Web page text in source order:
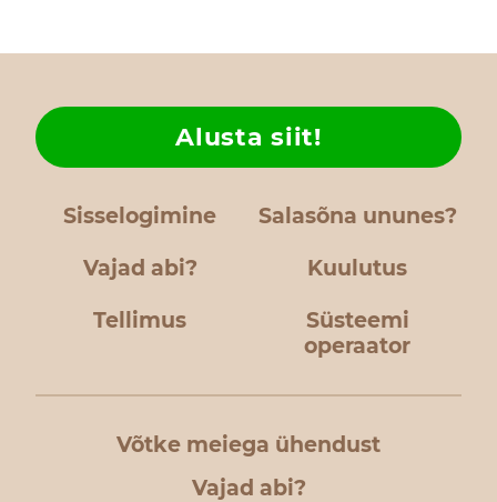
Sisselogimine Salasõna ununes?
Vajad abi?
Alusta siit!
Kuulutus
Tellimus
Süsteemi
operaator
Võtke meiega ühendust
Vajad abi?